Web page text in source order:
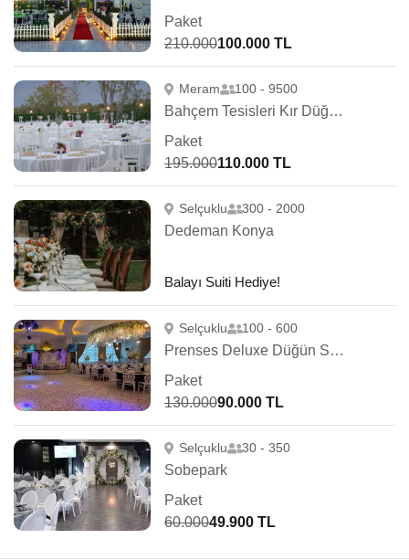
Paket
210.000100.000 TL
Meram 100 - 9500
Bahçem Tesisleri Kır Düğün Salonu
Paket
195.000110.000 TL
Selçuklu 300 - 2000
Dedeman Konya
Balayı Suiti Hediye!
Selçuklu 100 - 600
Prenses Deluxe Düğün Sarayı
Paket
130.00090.000 TL
Selçuklu 30 - 350
Sobepark
Paket
60.00049.900 TL